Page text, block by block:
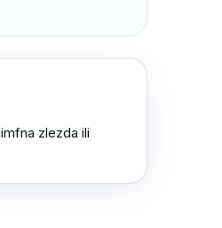
zlezda ili